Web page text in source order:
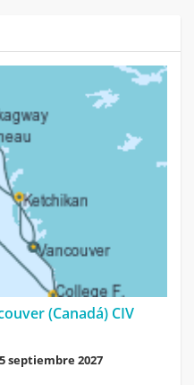
(Canadá) CIV
septiembre 2027